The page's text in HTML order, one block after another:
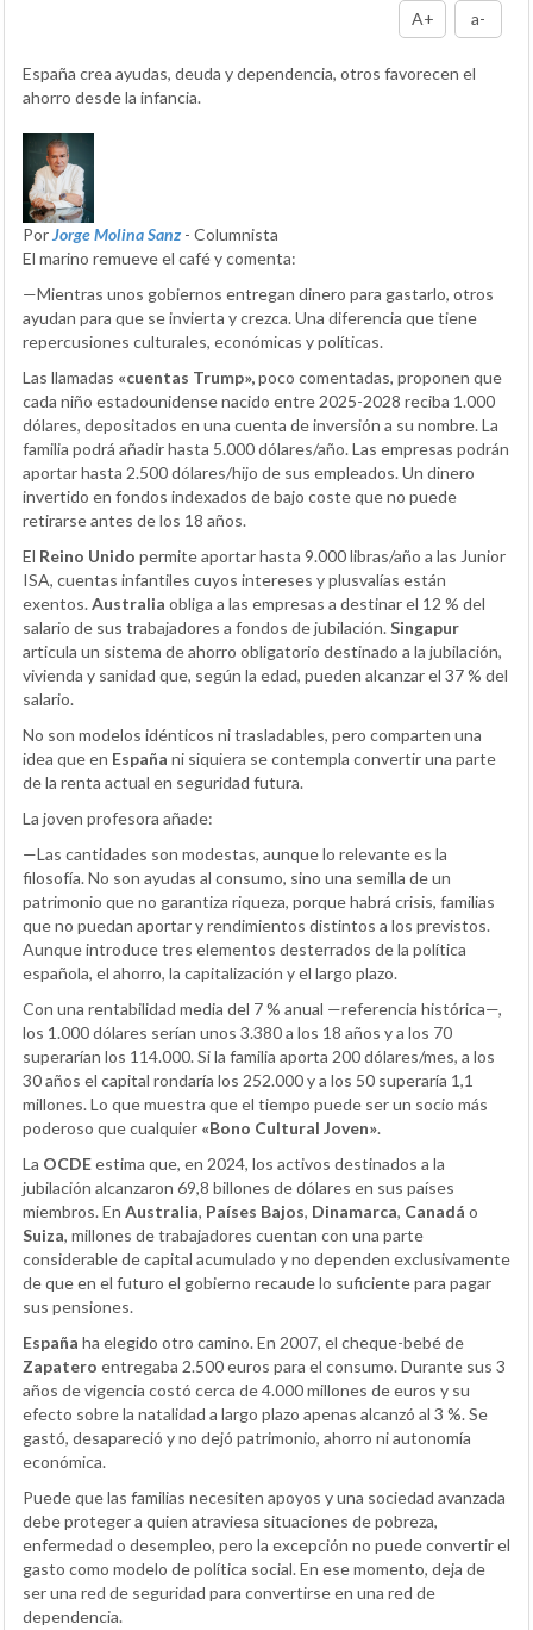
A+ a-
España crea ayudas, deuda y dependencia, otros favorecen el
ahorro desde la infancia.
PorJorge Molina Sanz - Columnista
El marino remueve el café y comenta:
—Mientras unos gobiernos entregan dinero para gastarlo, otros
ayudan para que se invierta y crezca. Una diferencia que tiene
repercusiones culturales, económicas y políticas.
Las llamadas «cuentas Trump»,poco comentadas, proponen que
cada niño estadounidense nacido entre 2025-2028 reciba 1.000
dólares, depositados en una cuenta de inversión a su nombre. La
familia podrá añadir hasta 5.000 dólares/año. Las empresas podrán
aportar hasta 2.500 dólares/hijo de sus empleados. Un dinero
invertido en fondos indexados de bajo coste que no puede
retirarse antes de los 18 años.
El Reino Unido permite aportar hasta 9.000 libras/año a las Junior
ISA, cuentas infantiles cuyos intereses y plusvalías están
exentos.Australia obliga a las empresas a destinar el 12 % del
salario de sus trabajadores a fondos de jubilación.Singapur
articula un sistema de ahorro obligatorio destinado a la jubilación,
vivienda y sanidad que, según la edad, pueden alcanzar el 37 % del
salario.
No son modelos idénticos ni trasladables, pero comparten una
idea que en España ni siquiera se contempla convertir una parte
de la renta actual en seguridad futura.
La joven profesora añade:
—Las cantidades son modestas, aunque lo relevante es la
filosofía. No son ayudas al consumo, sino una semilla de un
patrimonio que no garantiza riqueza, porque habrá crisis, familias
que no puedan aportar y rendimientos distintos a los previstos.
Aunque introduce tres elementos desterrados de la política
española, el ahorro, la capitalización y el largo plazo.
Con una rentabilidad media del 7 % anual —referencia histórica—,
los 1.000 dólares serían unos 3.380 a los 18 años y a los 70
superarían los 114.000. Si la familia aporta 200 dólares/mes, a los
30 años el capital rondaría los 252.000 y a los 50 superaría 1,1
millones. Lo que muestra que el tiempo puede ser un socio más
poderoso que cualquier «Bono Cultural Joven».
La OCDEestima que, en 2024, los activos destinados a la
jubilación alcanzaron 69,8 billones de dólares en sus países
miembros. En Australia, Países Bajos, Dinamarca, Canadá o
Suiza, millones de trabajadores cuentan con una parte
considerable de capital acumulado y no dependen exclusivamente
de que en el futuro el gobierno recaude lo suficiente para pagar
sus pensiones.
España ha elegido otro camino. En 2007, el cheque-bebé de
Zapatero entregaba 2.500 euros para el consumo. Durante sus 3
años de vigencia costó cerca de 4.000 millones de euros y su
efecto sobre la natalidad a largo plazo apenas alcanzó al 3 %. Se
gastó, desapareció y no dejó patrimonio, ahorro ni autonomía
económica.
Puede que las familias necesiten apoyos y una sociedad avanzada
debe proteger a quien atraviesa situaciones de pobreza,
enfermedad o desempleo, pero la excepción no puede convertir el
gasto como modelo de política social. En ese momento, deja de
ser una red de seguridad para convertirse en una red de
dependencia.